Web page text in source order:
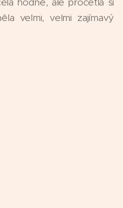
velmi, velmi zajímavý